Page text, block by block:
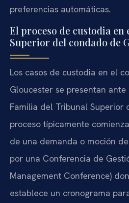
preferencias automáticas.
El proceso de custodia
Superior del condado de
Los casos de custodia en el
Gloucester se presentan ante
Familia del Tribunal Superior
proceso típicamente
de una demanda o moción
por una Conferencia de
Management Conference)
establece un cronograma